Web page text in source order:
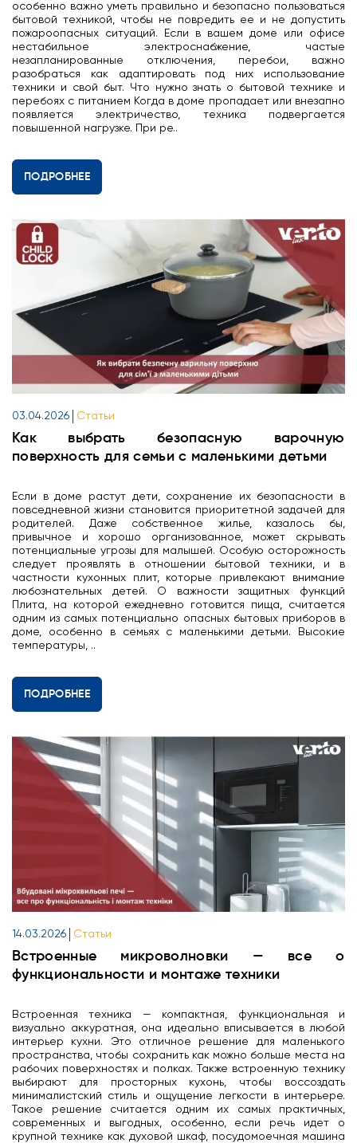
особенно важно уметь правильно и безопасно пользоваться
бытовой техникой, чтобы не повредить ее и не допустить
пожароопасных ситуаций. Если в вашем доме или офисе
нестабильное электроснабжение, частые
незапланированные отключения, перебои, важно
разобраться как адаптировать под них использование
техники и свой быт. Что нужно знать о бытовой технике и
перебоях с питанием Когда в доме пропадает или внезапно
появляется электричество, техника подвергается
повышенной нагрузке. При ре..
ПОДРОБНЕЕ
03.04.2026 Статьи
Как выбрать безопасную варочную
поверхность для семьи с маленькими детьми
Если в доме растут дети, сохранение их безопасности в
повседневной жизни становится приоритетной задачей для
родителей. Даже собственное жилье, казалось бы,
привычное и хорошо организованное, может скрывать
потенциальные угрозы для малышей. Особую осторожность
следует проявлять в отношении бытовой техники, и в
частности кухонных плит, которые привлекают внимание
любознательных детей. О важности защитных функций
Плита, на которой ежедневно готовится пища, считается
одним из самых потенциально опасных бытовых приборов в
доме, особенно в семьях с маленькими детьми. Высокие
температуры, ..
ПОДРОБНЕЕ
14.03.2026 Статьи
Встроенные микроволновки — все о
функциональности и монтаже техники
Встроенная техника — компактная, функциональная и
визуально аккуратная, она идеально вписывается в любой
интерьер кухни. Это отличное решение для маленького
пространства, чтобы сохранить как можно больше места на
рабочих поверхностях и полках. Также встроенную технику
выбирают для просторных кухонь, чтобы воссоздать
минималистский стиль и ощущение легкости в интерьере.
Такое решение считается одним их самых практичных,
современных и выгодных, особенно, если речь идет о
крупной технике как духовой шкаф, посудомоечная машина